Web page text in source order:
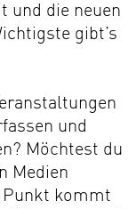
und die neuen
gibt’s
und
Möchtest du
Medien
Punkt kommt